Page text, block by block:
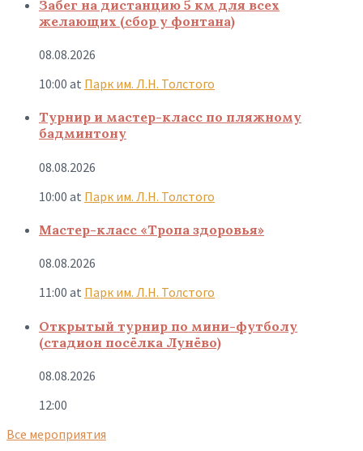
Забег на дистанцию 5 км для всех
желающих (сбор у фонтана)
08.08.2026
10:00 at Парк им. Л.Н. Толстого
Турнир и мастер-класс по пляжному
бадминтону
08.08.2026
10:00 at Парк им. Л.Н. Толстого
Мастер-класс «Тропа здоровья»
08.08.2026
11:00 at Парк им. Л.Н. Толстого
Открытый турнир по мини-футболу
(стадион посёлка Лунёво)
08.08.2026
12:00
Все мероприятия